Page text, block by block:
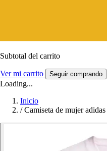
Subtotal del carrito
Ver mi carrito Seguir comprando
Loading...
Inicio
/ Camiseta de mujer